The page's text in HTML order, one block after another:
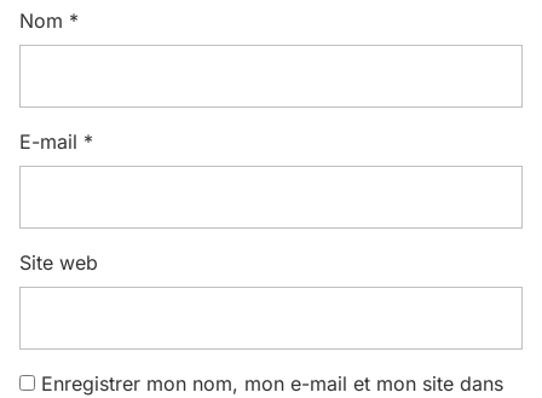
Nom *
E-mail *
Site web
Enregistrer mon nom, mon e-mail et mon site dans